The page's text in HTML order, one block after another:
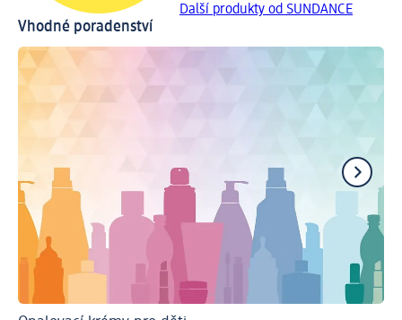
Další produkty od SUNDANCE
Vhodné poradenství